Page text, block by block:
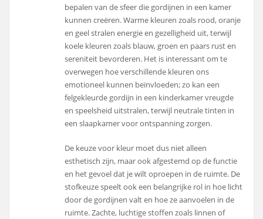
bepalen van de sfeer die gordijnen in een kamer
kunnen creëren. Warme kleuren zoals rood, oranje
en geel stralen energie en gezelligheid uit, terwijl
koele kleuren zoals blauw, groen en paars rust en
sereniteit bevorderen. Het is interessant om te
overwegen hoe verschillende kleuren ons
emotioneel kunnen beïnvloeden; zo kan een
felgekleurde gordijn in een kinderkamer vreugde
en speelsheid uitstralen, terwijl neutrale tinten in
een slaapkamer voor ontspanning zorgen.
De keuze voor kleur moet dus niet alleen
esthetisch zijn, maar ook afgestemd op de functie
en het gevoel dat je wilt oproepen in de ruimte. De
stofkeuze speelt ook een belangrijke rol in hoe licht
door de gordijnen valt en hoe ze aanvoelen in de
ruimte. Zachte, luchtige stoffen zoals linnen of